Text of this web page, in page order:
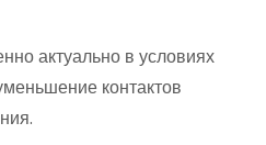
актуально в условиях
контактов